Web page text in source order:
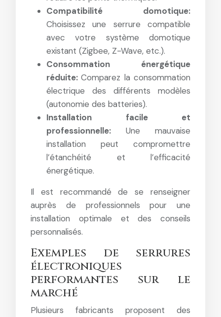
Compatibilité domotique:
Choisissez une serrure compatible
avec votre système domotique
existant (Zigbee, Z-Wave, etc.).
Consommation énergétique
réduite:Comparez la consommation
électrique des différents modèles
(autonomie des batteries).
Installation facile et
professionnelle: Une mauvaise
installation peut compromettre
l’étanchéité et l’efficacité
énergétique.
Il est recommandé de se renseigner
auprès de professionnels pour une
installation optimale et des conseils
personnalisés.
Exemples de serrures
électroniques
performantes sur le
marché
Plusieurs fabricants proposent des